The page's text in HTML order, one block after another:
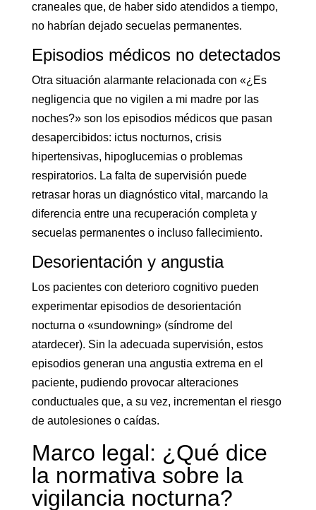
craneales que, de haber sido atendidos a tiempo,
no habrían dejado secuelas permanentes.
Episodios médicos no detectados
Otra situación alarmante relacionada con «¿Es
negligencia que no vigilen a mi madre por las
noches?» son los episodios médicos que pasan
desapercibidos: ictus nocturnos, crisis
hipertensivas, hipoglucemias o problemas
respiratorios. La falta de supervisión puede
retrasar horas un diagnóstico vital, marcando la
diferencia entre una recuperación completa y
secuelas permanentes o incluso fallecimiento.
Desorientación y angustia
Los pacientes con deterioro cognitivo pueden
experimentar episodios de desorientación
nocturna o «sundowning» (síndrome del
atardecer). Sin la adecuada supervisión, estos
episodios generan una angustia extrema en el
paciente, pudiendo provocar alteraciones
conductuales que, a su vez, incrementan el riesgo
de autolesiones o caídas.
Marco legal: ¿Qué dice
la normativa sobre la
vigilancia nocturna?